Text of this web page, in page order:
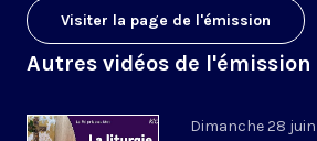
Visiter la page de l'émission
Autres vidéos de l'émission
Dimanche 28